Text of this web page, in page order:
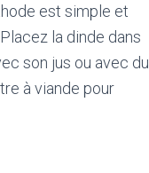
est simple et
la dinde dans
son jus ou avec du
à viande pour